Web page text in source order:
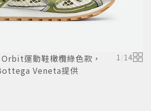
運動鞋橄欖綠色款，
Veneta提供
1/14